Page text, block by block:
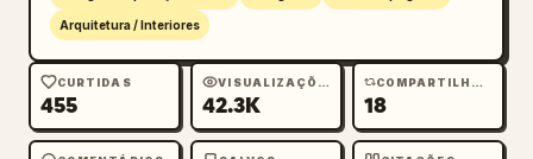
Arquitetura / Interiores
CURTIDAS
455
VISUALIZAÇÕES
42.3K
COMPARTILHAMENTOS
18